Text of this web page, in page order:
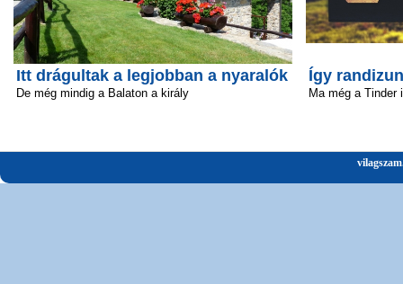
Itt drágultak a legjobban a nyaralók
De még mindig a Balaton a király
Így
Ma még a Tinder